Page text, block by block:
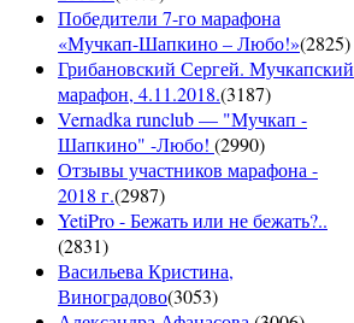
Победители 7-го марафона
«Мучкап-Шапкино – Любо!»(2825)
Грибановский Сергей. Мучкапский
марафон, 4.11.2018.(3187)
Vernadka runclub — "Мучкап -
Шапкино" -Любо! (2990)
Отзывы участников марафона -
2018 г.(2987)
YetiPro - Бежать или не бежать?..
(2831)
Васильева Кристина,
Виноградово(3053)